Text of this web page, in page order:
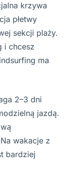
krzywa
płetwy
sekcji plaży.
i chcesz
ma
2–3 dni
jazdą.
wakacje z
bardziej